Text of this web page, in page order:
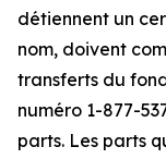
détiennent un
nom, doivent
transferts du
numéro 1-877-
parts. Les parts